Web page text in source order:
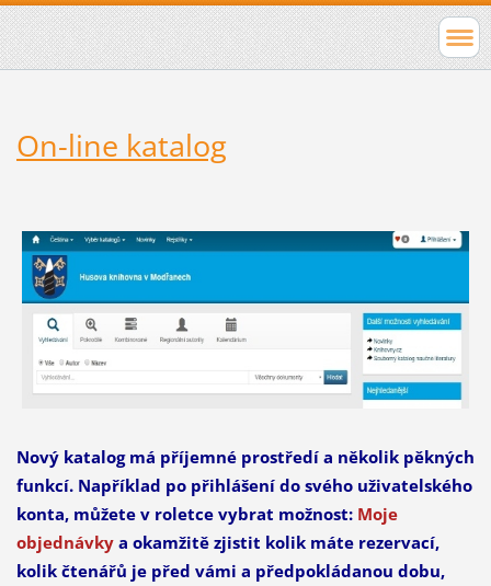
On-line katalog
Nový katalog má příjemné prostředí a několik pěkných
funkcí. Například po přihlášení do svého uživatelského
konta, můžete v roletce vybrat možnost: Moje
objednávkya okamžitě zjistit kolik máte rezervací,
kolik čtenářů je před vámi a předpokládanou dobu,